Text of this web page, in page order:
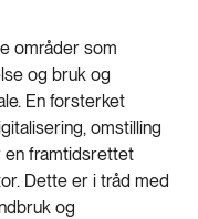
områder som
og bruk og
En forsterket
omstilling
en framtidsrettet
Dette er i tråd med
og